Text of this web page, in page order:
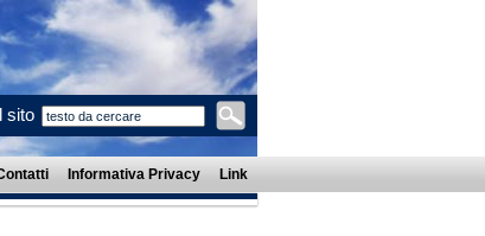
sito
Informativa Privacy Link